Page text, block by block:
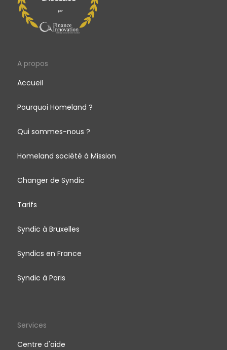
A propos
Accueil
Pourquoi Homeland ?
Qui sommes-nous ?
Homeland société à Mission
Changer de Syndic
Tarifs
Syndic à Bruxelles
Syndics en France
Syndic à Paris
Services
Centre d'aide